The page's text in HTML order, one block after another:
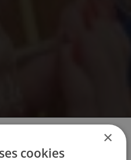
×
cookies